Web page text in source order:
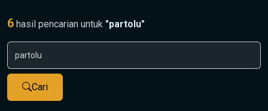
6 hasil pencarian untuk "partolu"
Cari